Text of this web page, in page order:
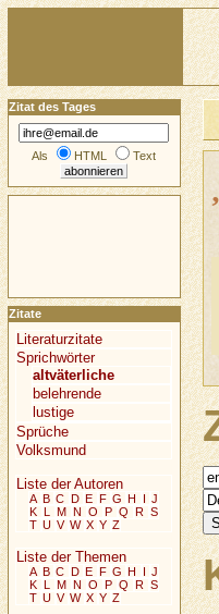
Zitat des Tages
Als HTML Text
Zitate
Literaturzitate
Sprichwörter
altväterliche
belehrende
lustige
Sprüche
Volksmund
Liste der Autoren
A B C D E F G H I J
K L M N O P Q R S
T U V W X Y Z
Liste der Themen
A B C D E F G H I J
K L M N O P Q R S
T U V W X Y Z